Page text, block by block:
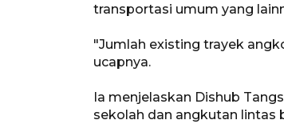
transportasi umum yang
"Jumlah existing trayek
ucapnya.
Ia menjelaskan Dishub
sekolah dan angkutan lintas